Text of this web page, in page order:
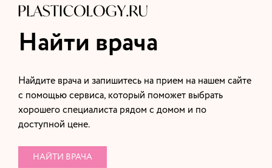
Найти врача
Найдите врача и запишитесь на прием на нашем сайте
с помощью сервиса, который поможет выбрать
хорошего специалиста рядом с домом и по
доступной цене.
НАЙТИ ВРАЧА